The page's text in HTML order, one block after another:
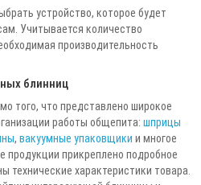
устройство, которое будет
Учитывается количество
производительность
блинниц
того, что представлено широкое
работы общепита: шприцы
, вакуумные упаковщики и многое
продукции прикреплено подробное
технические характеристики товара.